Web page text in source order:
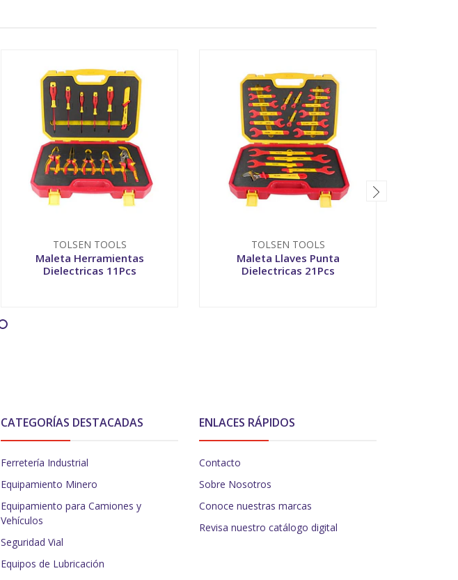
TOLSEN TOOLS
Maleta Herramientas
Dielectricas 11Pcs
TOLSEN TOOLS
Maleta Llaves Punta
Dielectricas 21Pcs
CATEGORÍAS DESTACADAS
Ferretería Industrial
Equipamiento Minero
Equipamiento para Camiones y
Vehículos
Seguridad Vial
Equipos de Lubricación
ENLACES RÁPIDOS
Contacto
Sobre Nosotros
Conoce nuestras marcas
Revisa nuestro catálogo digital